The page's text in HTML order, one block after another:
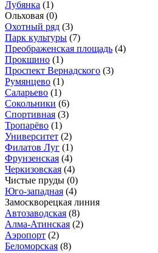
Лубянка (1)
Ольховая (0)
Охотный ряд (3)
Парк культуры (7)
Преображенская площадь (4)
Прокшино (1)
Проспект Вернадского (3)
Румянцево (1)
Саларьево (1)
Сокольники (6)
Спортивная (3)
Тропарёво (1)
Университет (2)
Филатов Луг (1)
Фрунзенская (4)
Черкизовская (4)
Чистые пруды (0)
Юго-западная (4)
Замоскворецкая линия
Автозаводская (8)
Алма-Атинская (2)
Аэропорт (2)
Беломорская (8)